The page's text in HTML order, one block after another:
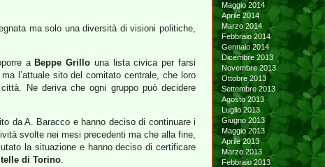
ma solo una diversità di visioni politiche,
a Beppe Grillo una lista civica per farsi
l’attuale sito del comitato centrale, che loro
Ne deriva che ogni gruppo può decidere
da A. Baracco e hanno deciso di continuare i
svolte nei mesi precedenti ma che alla fine,
la situazione e hanno deciso di certificare
di Torino.
Maggio 2014
Aprile 2014
Marzo 2014
Febbraio 2014
Gennaio 2014
Dicembre 2013
Novembre 2013
Ottobre 2013
Settembre 2013
Agosto 2013
Luglio 2013
Giugno 2013
Maggio 2013
Aprile 2013
Marzo 2013
Febbraio 2013